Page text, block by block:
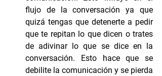
flujo de la conversación ya que
quizá tengas que detenerte a pedir
que te repitan lo que dicen o trates
de adivinar lo que se dice en la
conversación. Esto hace que se
debilite la comunicación y se pierda